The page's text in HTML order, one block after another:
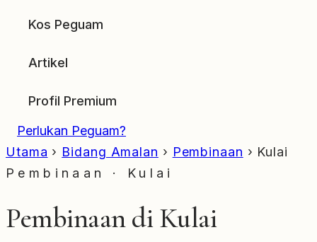
Kos Peguam
Artikel
Profil Premium
Perlukan Peguam?
Utama › Bidang Amalan › Pembinaan › Kulai
Pembinaan · Kulai
Pembinaan di Kulai